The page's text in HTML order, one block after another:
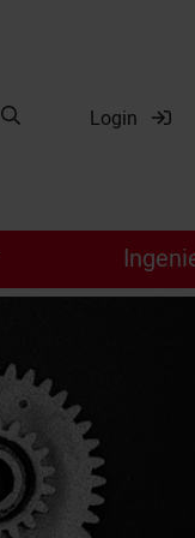
Suche öffnenLogin